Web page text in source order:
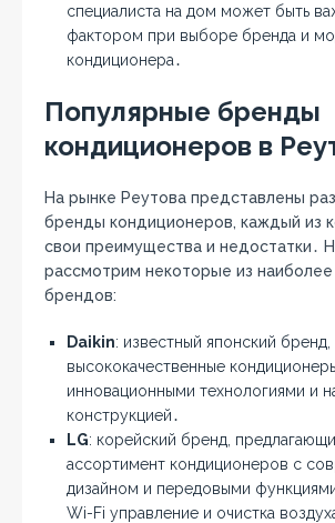
специалиста на дом может быть
фактором при выборе бренда и
кондиционера․
Популярные бренды
кондиционеров в
На рынке Реутова представлены
бренды кондиционеров, каждый из
свои преимущества и недостатки․
рассмотрим некоторые из наиболее
брендов:
Daikin: известный японский
высококачественные
инновационными технологиями и
конструкцией․
LG: корейский бренд,
ассортимент кондиционеров с
дизайном и передовыми
Wi-Fi управление и очистка